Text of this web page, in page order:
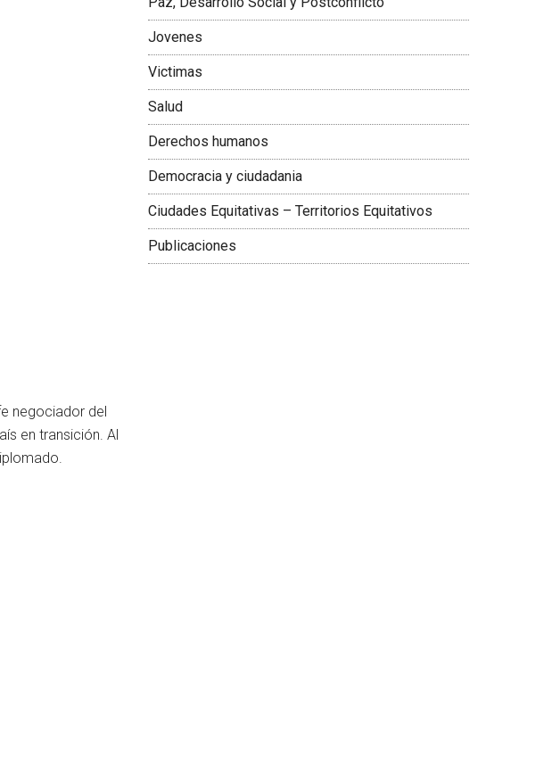
negociador del
en transición. Al
Jovenes
Victimas
Salud
Derechos humanos
Democracia y ciudadania
Ciudades Equitativas – Territorios Equitativos
Publicaciones